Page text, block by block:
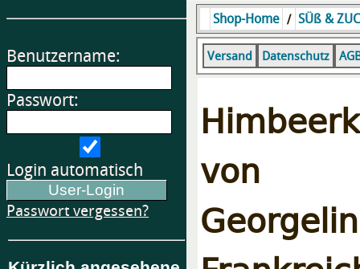
Benutzername:
Passwort:
Login automatisch
Passwort vergessen?
Shop-Home / SÜß &
Versand Datenschutz
von